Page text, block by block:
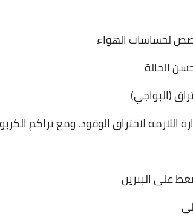
لحساسات الهواء
الحالة
اللازمة لاحتراق الوقود. ومع تراكم
على البنزين